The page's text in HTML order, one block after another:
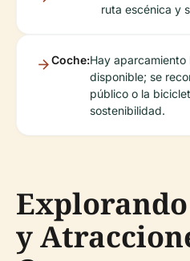
ruta escénica y
Coche:Hay
disponible; se
público o la
sostenibilidad.
y